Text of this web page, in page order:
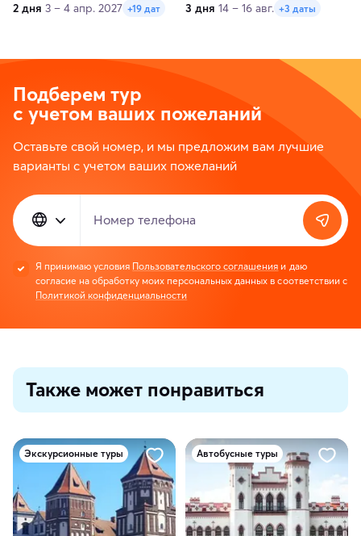
2 дня 3 – 4 апр. 2027 +19 дат 3 дня 14 – 16 авг. +3 даты
Подберем тур
с учетом ваших пожеланий
Оставьте свой номер, и мы предложим вам лучшие
варианты с учетом ваших пожеланий
Номер телефона
Я принимаю условия Пользовательского соглашения и даю
согласие на обработку моих персональных данных в соответствии с
Политикой конфиденциальности
Также может понравиться
Экскурсионные туры Автобусные туры